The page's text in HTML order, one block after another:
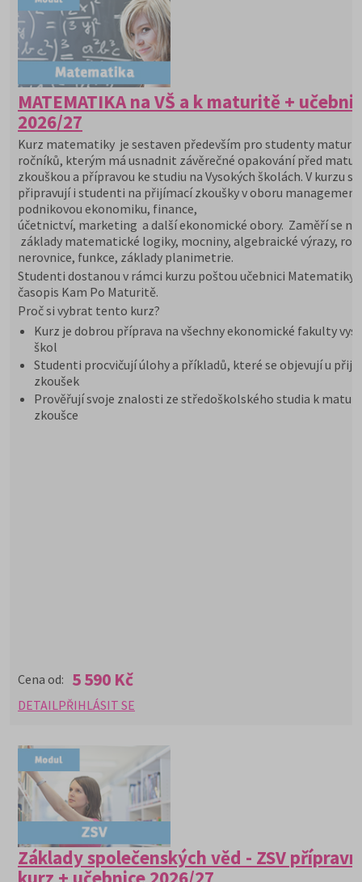
MATEMATIKA na VŠ a k maturitě +
2026/27
Kurz matematiky je sestaven především pro studenty
ročníků, kterým má usnadnit závěrečné opakování před
zkouškou a přípravou ke studiu na Vysokých školách. V kurzu se
připravují i studenti na přijímací zkoušky v oboru
podnikovou ekonomiku, finance,
účetnictví, marketing a další ekonomické obory. Zaměří se na
základy matematické logiky, mocniny, algebraické výrazy,
nerovnice, funkce, základy planimetrie.
Studenti dostanou v rámci kurzu poštou učebnici Matematiky
časopis Kam Po Maturitě.
Proč si vybrat tento kurz?
Kurz je dobrou příprava na všechny ekonomické fakulty
škol
Studenti procvičují úlohy a příkladů, které se objevují u
zkoušek
Prověřují svoje znalosti ze středoškolského studia k
zkoušce
Cena od: 5 590 Kč
DETAIL PŘIHLÁSIT SE
Základy společenských věd - ZSV